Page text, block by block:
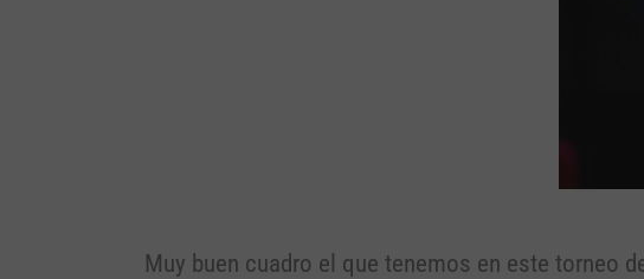
Muy buen cuadro el que tenemos en este torneo